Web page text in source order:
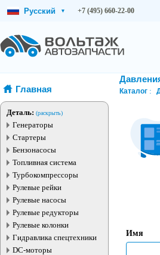
Русский ▾ +7 (495) 660-22-00
Главная
Деталь: (раскрыть)
Генераторы
Стартеры
Бензонасосы
Топливная система
Турбокомпрессоры
Рулевые рейки
Рулевые насосы
Рулевые редукторы
Рулевые колонки
Гидравлика спецтехники
DC-моторы
Каталог
Имя